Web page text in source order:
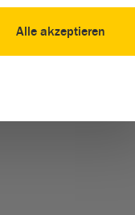
Alle akzeptieren